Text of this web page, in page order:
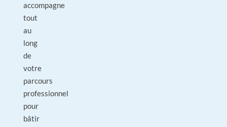
accompagne
tout
au
long
de
votre
parcours
professionnel
pour
bâtir